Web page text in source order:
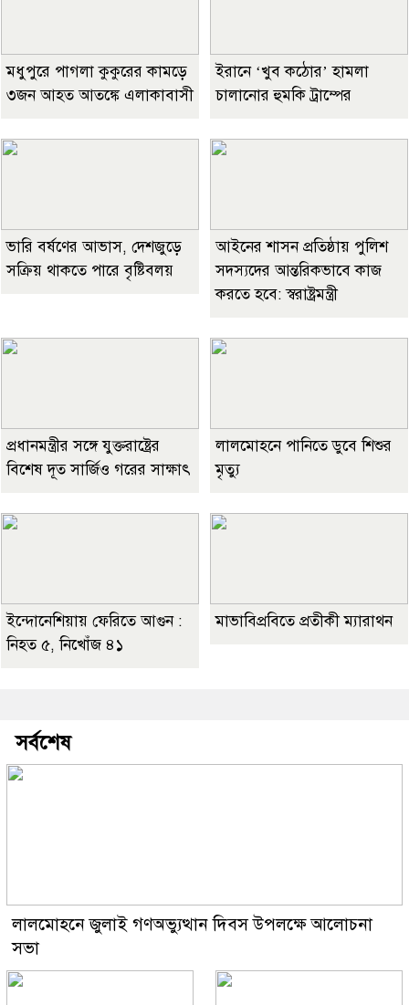
মধুপুরে পাগলা কুকুরের কামড়ে
৩জন আহত আতঙ্কে এলাকাবাসী
ইরানে ‘খুব কঠোর’ হামলা
চালানোর হুমকি ট্রাম্পের
ভারি বর্ষণের আভাস, দেশজুড়ে
সক্রিয় থাকতে পারে বৃষ্টিবলয়
আইনের শাসন প্রতিষ্ঠায় পুলিশ
সদস্যদের আন্তরিকভাবে কাজ
করতে হবে: স্বরাষ্ট্রমন্ত্রী
প্রধানমন্ত্রীর সঙ্গে যুক্তরাষ্ট্রের
বিশেষ দূত সার্জিও গরের সাক্ষাৎ
লালমোহনে পানিতে ডুবে শিশুর
মৃত্যু
ইন্দোনেশিয়ায় ফেরিতে আগুন :
নিহত ৫, নিখোঁজ ৪১
মাভাবিপ্রবিতে প্রতীকী ম্যারাথন ‎
সর্বশেষ
লালমোহনে জুলাই গণঅভ্যুত্থান দিবস উপলক্ষে আলোচনা
সভা